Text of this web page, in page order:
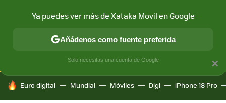
CONECTIVIDAD MÓVIL Y SOCIEDAD APLICACIONES
HOY SE HABLA DE
Euro digital Mundial Móviles Digi iPhone 18 Pro
×
Ya puedes ver más de Xataka Movil en Google
Añádenos como fuente preferida
Solo necesitas una cuenta de Google